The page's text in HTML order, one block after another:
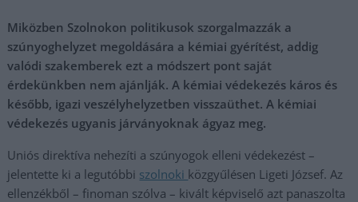
Miközben Szolnokon politikusok szorgalmazzák a
szúnyoghelyzet megoldására a kémiai gyérítést, addig
valódi szakemberek ezt a módszert pont saját
érdekünkben nem ajánlják. A kémiai védekezés káros és
később, igazi veszélyhelyzetben visszaüthet. A kémiai
védekezés ugyanis járványoknak ágyaz meg.
Uniós direktíva nehezíti a szúnyogok elleni védekezést –
jelentette ki a legutóbbi szolnoki közgyűlésen Ligeti József. Az
ellenzékből – finoman szólva – kivált képviselő azt panaszolta